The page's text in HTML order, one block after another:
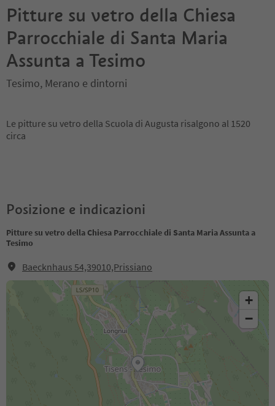
Pitture su vetro della Chiesa
Parrocchiale di Santa Maria
Assunta a Tesimo
Tesimo, Merano e dintorni
Le pitture su vetro della Scuola di Augusta risalgono al 1520
circa
Posizione e indicazioni
Pitture su vetro della Chiesa Parrocchiale di Santa Maria Assunta a
Tesimo
Baecknhaus 54,39010,Prissiano
+
−